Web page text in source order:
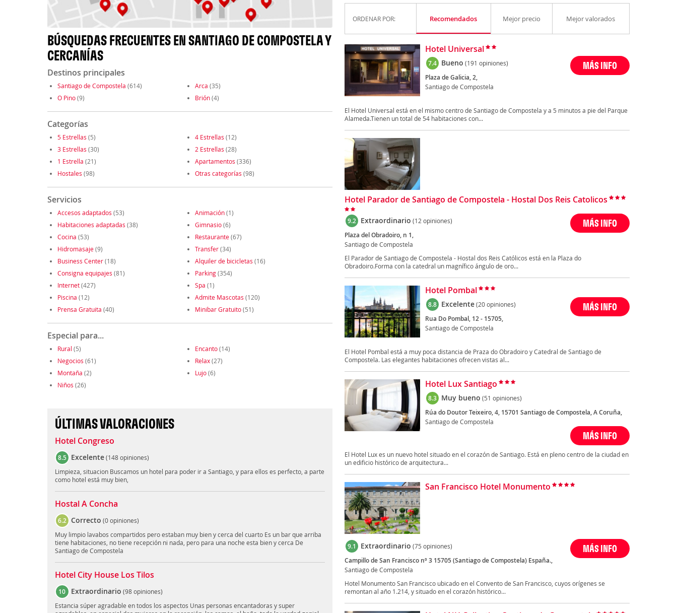
BÚSQUEDAS FRECUENTES EN SANTIAGO DE COMPOSTELA Y
CERCANÍAS
Destinos principales
Santiago de Compostela (614) Arca (35)
O Pino(9) Brión(4)
Categorías
5 Estrellas (5) 4 Estrellas (12)
3 Estrellas (30) 2 Estrellas (28)
1 Estrella (21) Apartamentos (336)
Hostales (98) Otras categorías (98)
Servicios
Accesos adaptados (53) Animación(1)
Habitaciones adaptadas (38) Gimnasio(6)
Cocina (53) Restaurante(67)
Hidromasaje(9) Transfer(34)
Business Center(18) Alquiler de bicicletas (16)
Consigna equipajes (81) Parking(354)
Internet(427) Spa (1)
Piscina (12) Admite Mascotas (120)
Prensa Gratuita (40) Minibar Gratuito(51)
Especial para...
Rural (5) Encanto(14)
Negocios (61) Relax(27)
Montaña (2) Lujo(6)
Niños (26)
ÚLTIMAS VALORACIONES
Hotel Congreso
8.5 Excelente(148 opiniones)
Limpieza, situacion Buscamos un hotel para poder ir a Santiago, y para ellos es perfecto, a parte
como hotel está muy bien,
Hostal A Concha
6.2 Correcto (0 opiniones)
Muy limpio lavabos compartidos pero estaban muy bien y cerca del cuarto Es un bar que arriba
tiene habitaciones, no tiene recepción ni nada, pero para una noche esta bien y cerca De
Santiago de Compostela
Hotel City House Los Tilos
10 Extraordinario (98 opiniones)
Estancia súper agradable en todos los aspectos Unas personas encantadoras y super
ORDENAR POR: Recomendados Mejor precio Mejor valorados
Hotel Universal
7.4 Bueno (191 opiniones)
Plaza de Galicia, 2,
Santiago de Compostela
MÁS INFO
El Hotel Universal está en el mismo centro de Santiago de Compostela y a 5 minutos a pie del Parque
Alameda.Tienen un total de 54 habitaciones con...
Hotel Parador de Santiago de Compostela - Hostal Dos Reis Catolicos
9.2 Extraordinario (12 opiniones)
Plaza del Obradoiro, n 1,
Santiago de Compostela
MÁS INFO
El Parador de Santiago de Compostela - Hostal dos Reis Católicos está en la Plaza do
Obradoiro.Forma con la catedral un magnífico ángulo de oro...
Hotel Pombal
8.8 Excelente(20 opiniones)
Rua Do Pombal, 12 - 15705,
Santiago de Compostela
MÁS INFO
El Hotel Pombal está a muy poca distancia de Praza do Obradoiro y Catedral de Santiago de
Compostela. Las elegantes habitaciones ofrecen vistas al...
Hotel Lux Santiago
8.3 Muy bueno (51 opiniones)
Rúa do Doutor Teixeiro, 4, 15701 Santiago de Compostela, A Coruña,
Santiago de Compostela
MÁS INFO
El Hotel Lux es un nuevo hotel situado en el corazón de Santiago. Está en pleno centro de la ciudad en
un edificio histórico de arquitectura...
San Francisco Hotel Monumento
9.1 Extraordinario (75 opiniones)
Campillo de San Francisco nº 3 15705 (Santiago de Compostela) España.,
Santiago de Compostela
MÁS INFO
Hotel Monumento San Francisco ubicado en el Convento de San Francisco, cuyos orígenes se
remontan al año 1.214, y situado en el corazón histórico...